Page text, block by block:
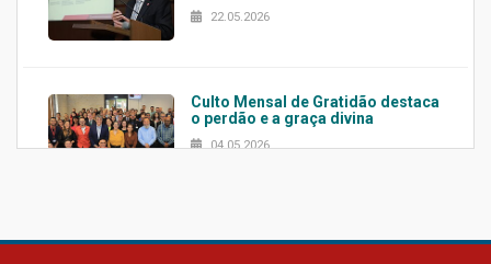
22.05.2026
Culto Mensal de Gratidão destaca
o perdão e a graça divina
04.05.2026
Confira como foi o culto mensal